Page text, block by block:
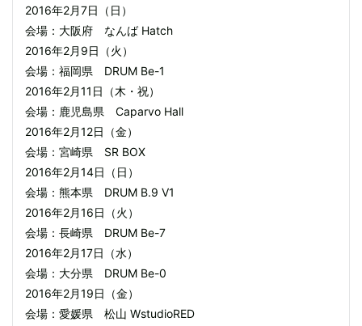
2016年2月7日（日）
会場：大阪府 なんば Hatch
2016年2月9日（火）
会場：福岡県 DRUM Be-1
2016年2月11日（木・祝）
会場：鹿児島県 Caparvo Hall
2016年2月12日（金）
会場：宮崎県 SR BOX
2016年2月14日（日）
会場：熊本県 DRUM B.9 V1
2016年2月16日（火）
会場：長崎県 DRUM Be-7
2016年2月17日（水）
会場：大分県 DRUM Be-0
2016年2月19日（金）
会場：愛媛県 松山 WstudioRED